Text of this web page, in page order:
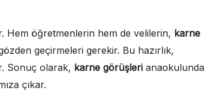
Hem öğretmenlerin hem de velilerin, karne
geçirmeleri gerekir. Bu hazırlık,
Sonuç olarak, karne görüşleri anaokulunda
çıkar.